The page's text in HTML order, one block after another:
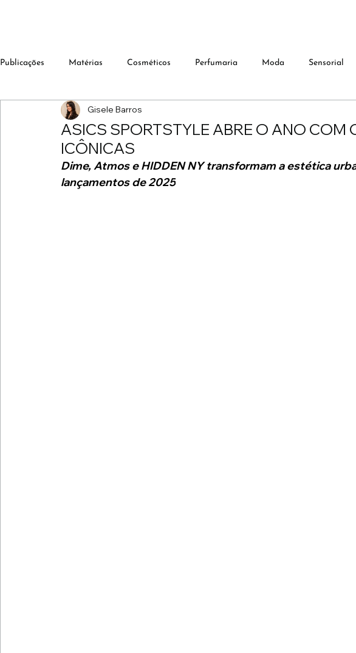
Publicações Matérias Cosméticos Perfumaria Moda Sensorial
ASICS SPORTSTYLE ABRE O ANO COM
ICÔNICAS
Gisele Barros
Dime, Atmos e HIDDEN NY transformam a estética
lançamentos de 2025